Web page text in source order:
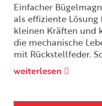
Einfacher
als effiziente
kleinen Kräften und
die mechanische
mit Rückstellfeder.
weiterlesen